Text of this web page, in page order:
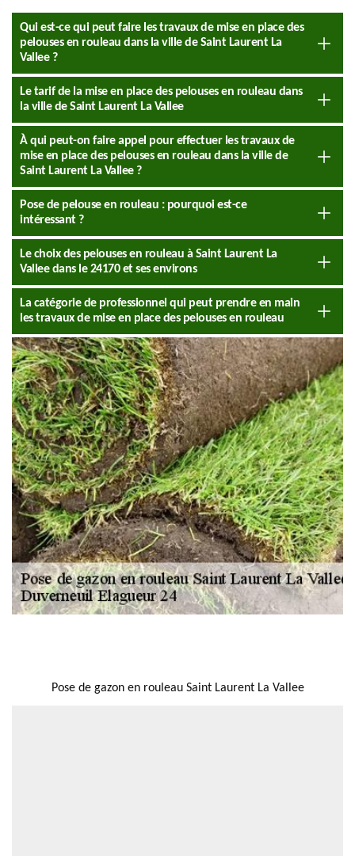
Qui est-ce qui peut faire les travaux de mise en place des
pelouses en rouleau dans la ville de Saint Laurent La
Vallee ?
Le tarif de la mise en place des pelouses en rouleau dans
la ville de Saint Laurent La Vallee
À qui peut-on faire appel pour effectuer les travaux de
mise en place des pelouses en rouleau dans la ville de
Saint Laurent La Vallee ?
Pose de pelouse en rouleau : pourquoi est-ce
intéressant ?
Le choix des pelouses en rouleau à Saint Laurent La
Vallee dans le 24170 et ses environs
La catégorie de professionnel qui peut prendre en main
les travaux de mise en place des pelouses en rouleau
Pose de gazon en rouleau Saint Laurent La Vallee